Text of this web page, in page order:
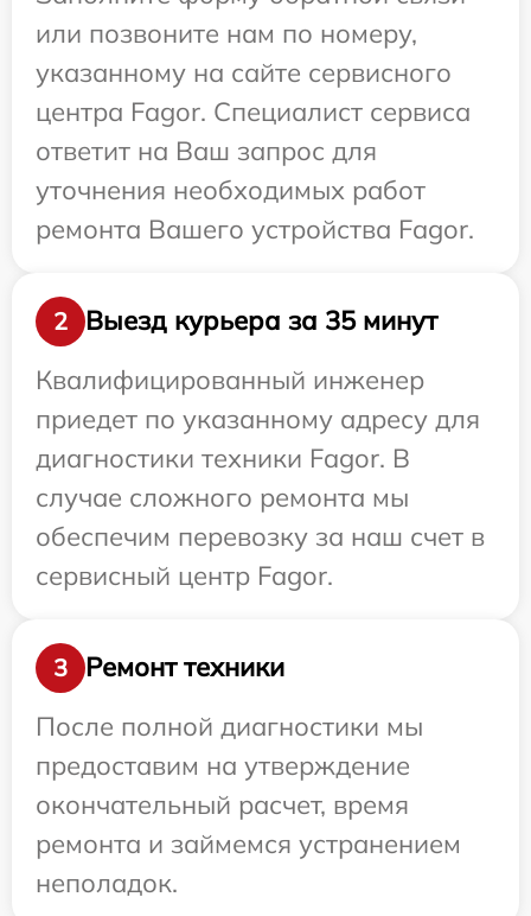
или позвоните нам по номеру,
указанному на сайте сервисного
центра Fagor. Специалист сервиса
ответит на Ваш запрос для
уточнения необходимых работ
ремонта Вашего устройства Fagor.
2
Выезд курьера за 35 минут
Квалифицированный инженер
приедет по указанному адресу для
диагностики техники Fagor. В
случае сложного ремонта мы
обеспечим перевозку за наш счет в
сервисный центр Fagor.
3
Ремонт техники
После полной диагностики мы
предоставим на утверждение
окончательный расчет, время
ремонта и займемся устранением
неполадок.